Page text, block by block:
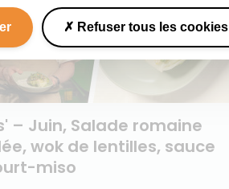
Refuser tous les cookies
– Juin, Salade romaine
wok de lentilles, sauce
miso